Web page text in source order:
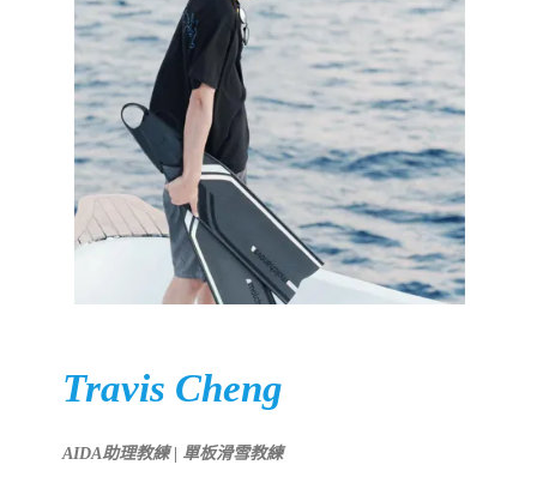
Travis Cheng
AIDA助理教練 單板滑雪教練